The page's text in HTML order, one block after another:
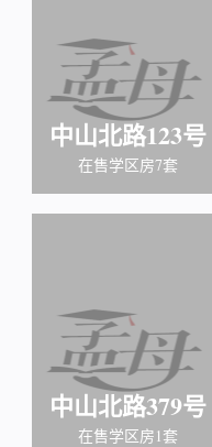
中山北路123号
在售学区房7套
中山北路379号
在售学区房1套